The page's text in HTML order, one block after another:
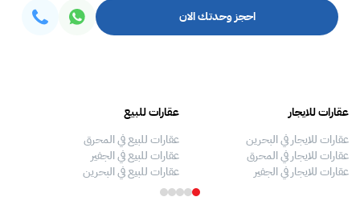
احجز وحدتك الان
عقارات للايجار
عقارات للايجار في البحرين
عقارات للايجار في المحرق
عقارات للايجار في الجفير
عقارات للبيع
عقارات للبيع في المحرق
عقارات للبيع في الجفير
عقارات للبيع في البحرين